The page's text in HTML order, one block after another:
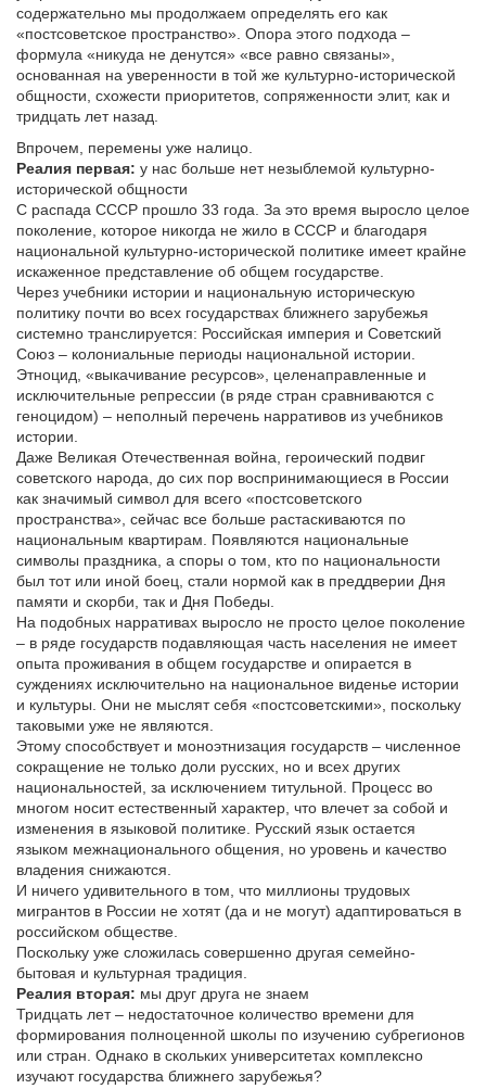
содержательно мы продолжаем определять его как
«постсоветское пространство». Опора этого подхода –
формула «никуда не денутся» «все равно связаны»,
основанная на уверенности в той же культурно-исторической
общности, схожести приоритетов, сопряженности элит, как и
тридцать лет назад.
Впрочем, перемены уже налицо.
Реалия первая: у нас больше нет незыблемой культурно-
исторической общности
С распада СССР прошло 33 года. За это время выросло целое
поколение, которое никогда не жило в СССР и благодаря
национальной культурно-исторической политике имеет крайне
искаженное представление об общем государстве.
Через учебники истории и национальную историческую
политику почти во всех государствах ближнего зарубежья
системно транслируется: Российская империя и Советский
Союз – колониальные периоды национальной истории.
Этноцид, «выкачивание ресурсов», целенаправленные и
исключительные репрессии (в ряде стран сравниваются с
геноцидом) – неполный перечень нарративов из учебников
истории.
Даже Великая Отечественная война, героический подвиг
советского народа, до сих пор воспринимающиеся в России
как значимый символ для всего «постсоветского
пространства», сейчас все больше растаскиваются по
национальным квартирам. Появляются национальные
символы праздника, а споры о том, кто по национальности
был тот или иной боец, стали нормой как в преддверии Дня
памяти и скорби, так и Дня Победы.
На подобных нарративах выросло не просто целое поколение
– в ряде государств подавляющая часть населения не имеет
опыта проживания в общем государстве и опирается в
суждениях исключительно на национальное виденье истории
и культуры. Они не мыслят себя «постсоветскими», поскольку
таковыми уже не являются.
Этому способствует и моноэтнизация государств – численное
сокращение не только доли русских, но и всех других
национальностей, за исключением титульной. Процесс во
многом носит естественный характер, что влечет за собой и
изменения в языковой политике. Русский язык остается
языком межнационального общения, но уровень и качество
владения снижаются.
И ничего удивительного в том, что миллионы трудовых
мигрантов в России не хотят (да и не могут) адаптироваться в
российском обществе.
Поскольку уже сложилась совершенно другая семейно-
бытовая и культурная традиция.
Реалия вторая: мы друг друга не знаем
Тридцать лет – недостаточное количество времени для
формирования полноценной школы по изучению субрегионов
или стран. Однако в скольких университетах комплексно
изучают государства ближнего зарубежья?